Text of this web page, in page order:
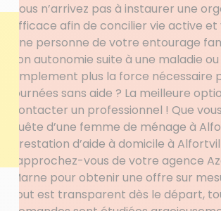
Vous n’arrivez pas à instaurer une
efficace afin de concilier vie active
Une personne de votre entourage
son autonomie suite à une maladie
simplement plus la force nécessaire
journées sans aide ? La meilleure
contacter un professionnel ! Que
quête d’une femme de ménage à
prestation d’aide à domicile à
rapprochez-vous de votre agence
Marne pour obtenir une offre sur
tout est transparent dès le départ,